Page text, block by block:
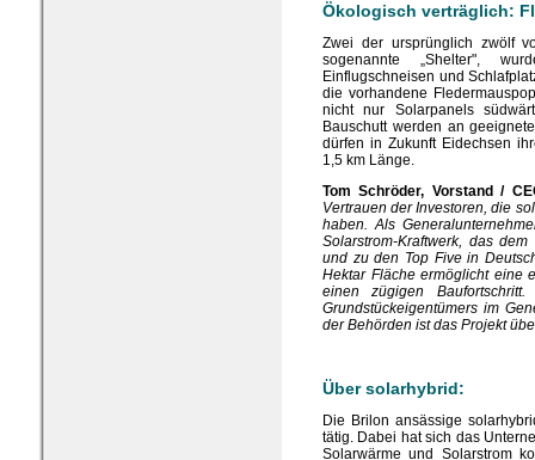
Ökologisch verträglich:
Zwei der ursprünglich zwölf
sogenannte „Shelter",
Einflugschneisen und
die vorhandene
nicht nur Solarpanels
Bauschutt werden an
dürfen in Zukunft Eidechsen
1,5 km Länge.
Tom Schröder, Vorstand /
Vertrauen der Investoren, die
haben. Als
Solarstrom-Kraftwerk, das
und zu den Top Five in
Hektar Fläche ermöglicht eine
einen zügigen
Grundstückeigentümers im
der Behörden ist das Projekt
Über solarhybrid:
Die Brilon ansässige
tätig. Dabei hat sich das
Solarwärme und Solarstrom